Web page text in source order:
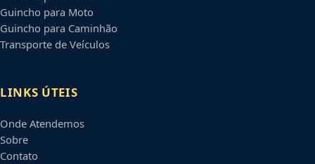
Guincho para Moto
Guincho para Caminhão
Transporte de Veículos
LINKS ÚTEIS
Onde Atendemos
Sobre
Contato